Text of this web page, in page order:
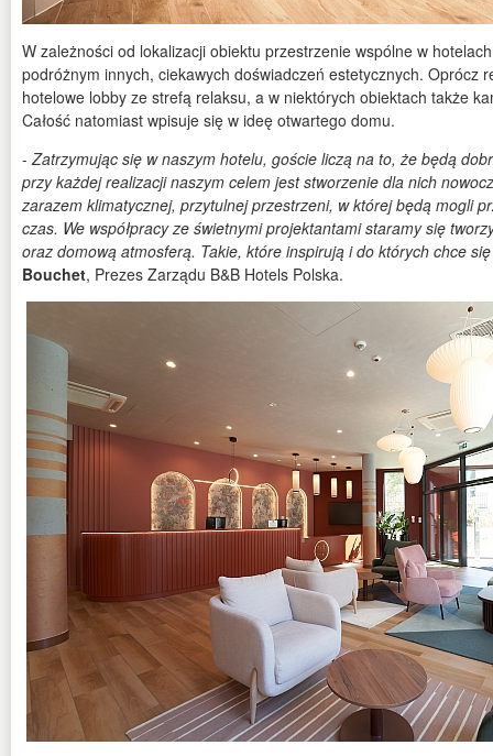
W zależności od lokalizacji obiektu przestrzenie wspólne w
podróżnym innych, ciekawych doświadczeń estetycznych. Oprócz
hotelowe lobby ze strefą relaksu, a w niektórych obiektach także
Całość natomiast wpisuje się w ideę otwartego domu.
-Zatrzymując się w naszym hotelu, goście liczą na to, że będą
przy każdej realizacji naszym celem jest stworzenie dla nich
zarazem klimatycznej, przytulnej przestrzeni, w której będą mogli
czas. We współpracy ze świetnymi projektantami staramy się
oraz domową atmosferą. Takie, które inspirują i do których chce
Bouchet, Prezes Zarządu B&B Hotels Polska.